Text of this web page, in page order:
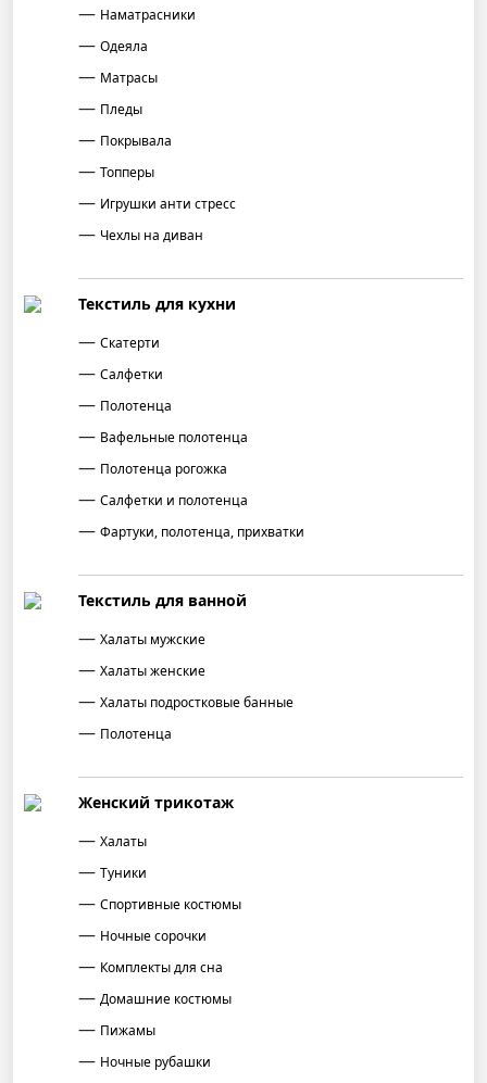
Наматрасники
Одеяла
Матрасы
Пледы
Покрывала
Топперы
Игрушки анти стресс
Чехлы на диван
Текстиль для кухни
Скатерти
Салфетки
Полотенца
Вафельные полотенца
Полотенца рогожка
Салфетки и полотенца
Фартуки, полотенца, прихватки
Текстиль для ванной
Халаты мужские
Халаты женские
Халаты подростковые банные
Полотенца
Женский трикотаж
Халаты
Туники
Спортивные костюмы
Ночные сорочки
Комплекты для сна
Домашние костюмы
Пижамы
Ночные рубашки